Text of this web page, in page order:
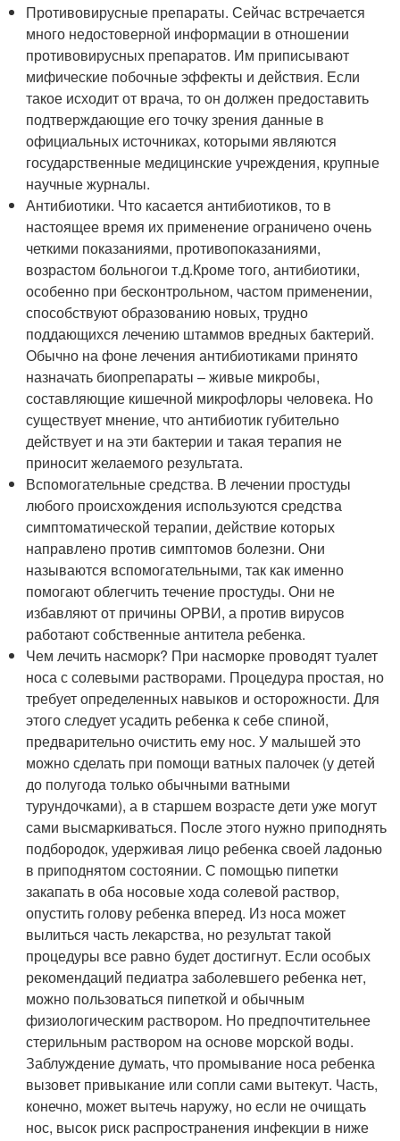
Противовирусные препараты. Сейчас встречается
много недостоверной информации в отношении
противовирусных препаратов. Им приписывают
мифические побочные эффекты и действия. Если
такое исходит от врача, то он должен предоставить
подтверждающие его точку зрения данные в
официальных источниках, которыми являются
государственные медицинские учреждения, крупные
научные журналы.
Антибиотики. Что касается антибиотиков, то в
настоящее время их применение ограничено очень
четкими показаниями, противопоказаниями,
возрастом больногои т.д.Кроме того, антибиотики,
особенно при бесконтрольном, частом применении,
способствуют образованию новых, трудно
поддающихся лечению штаммов вредных бактерий.
Обычно на фоне лечения антибиотиками принято
назначать биопрепараты – живые микробы,
составляющие кишечной микрофлоры человека. Но
существует мнение, что антибиотик губительно
действует и на эти бактерии и такая терапия не
приносит желаемого результата.
Вспомогательные средства. В лечении простуды
любого происхождения используются средства
симптоматической терапии, действие которых
направлено против симптомов болезни. Они
называются вспомогательными, так как именно
помогают облегчить течение простуды. Они не
избавляют от причины ОРВИ, а против вирусов
работают собственные антитела ребенка.
Чем лечить насморк? При насморке проводят туалет
носа с солевыми растворами. Процедура простая, но
требует определенных навыков и осторожности. Для
этого следует усадить ребенка к себе спиной,
предварительно очистить ему нос. У малышей это
можно сделать при помощи ватных палочек (у детей
до полугода только обычными ватными
турундочками), а в старшем возрасте дети уже могут
сами высмаркиваться. После этого нужно приподнять
подбородок, удерживая лицо ребенка своей ладонью
в приподнятом состоянии. С помощью пипетки
закапать в оба носовые хода солевой раствор,
опустить голову ребенка вперед. Из носа может
вылиться часть лекарства, но результат такой
процедуры все равно будет достигнут. Если особых
рекомендаций педиатра заболевшего ребенка нет,
можно пользоваться пипеткой и обычным
физиологическим раствором. Но предпочтительнее
стерильным раствором на основе морской воды.
Заблуждение думать, что промывание носа ребенка
вызовет привыкание или сопли сами вытекут. Часть,
конечно, может вытечь наружу, но если не очищать
нос, высок риск распространения инфекции в ниже